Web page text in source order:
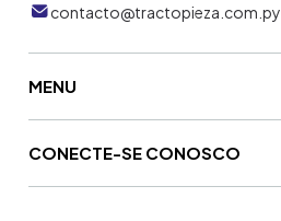
contacto@tractopieza.com.py
MENU
CONECTE-SE CONOSCO